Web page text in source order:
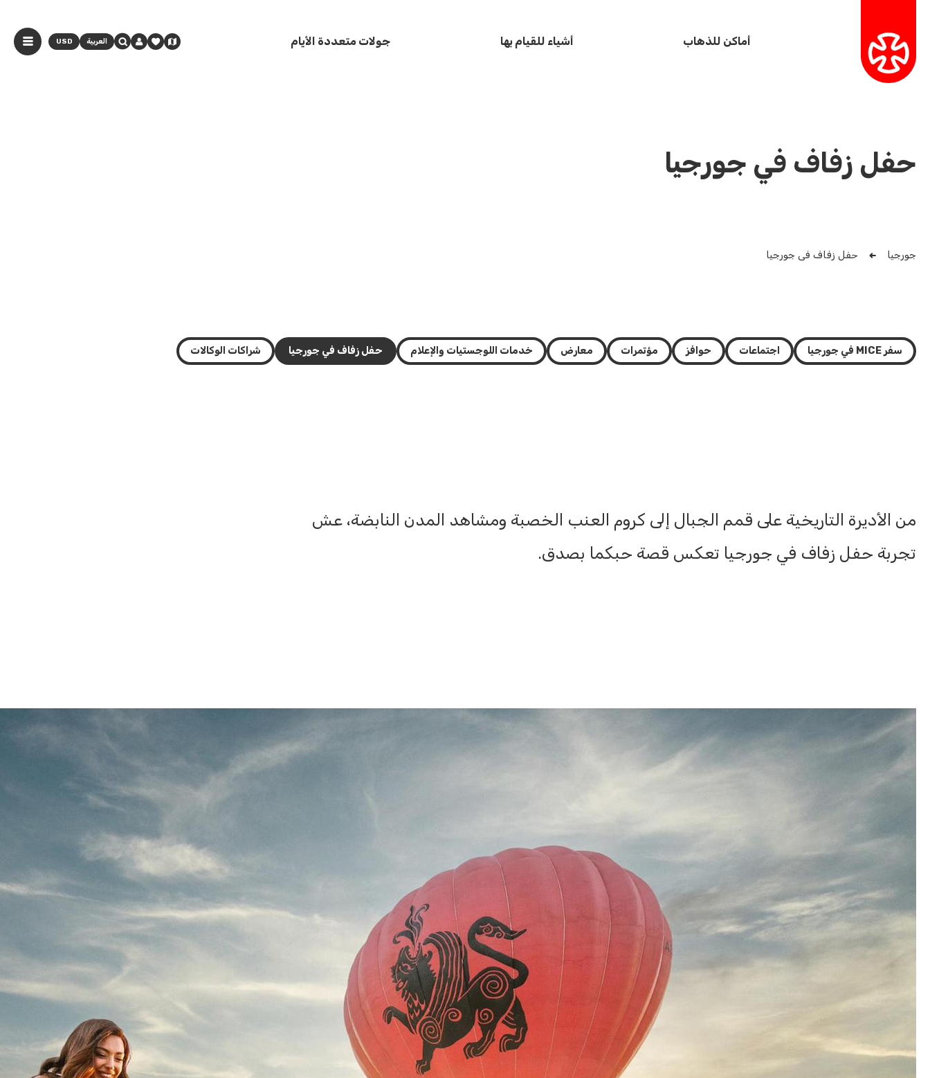
أماكن للذهاب أشياء للقيام بها جولات متعددة الأيام العربية USD
حفل زفاف في جورجيا
جورجيا حفل زفاف في جورجيا
سفر MICE في جورجيا اجتماعات حوافز مؤتمرات معارض خدمات اللوجستيات والإعلام حفل زفاف في جورجيا شراكات الوكالات
من الأديرة التاريخية على قمم الجبال إلى كروم العنب الخصبة ومشاهد المدن النابضة، عش
تجربة حفل زفاف في جورجيا تعكس قصة حبكما بصدق.